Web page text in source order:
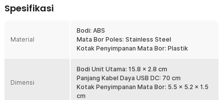
Atur Kecepatan Optimal
kecepatan sesuai kebutuhan. Dengan fitur ini, Anda memiliki kontrol
penuh sesuai jenis kuku dan teknik manikur yang dilakukan.
Tidak hanya membersihkan cat kuku, Anda juga dapat mengangkat
kulit mati dan kutikula, meratakan permukaan kuku, hingga
membuatnya mengilap. Hal ini berkat 6 mata bor (grinding head)
dan 6 sanding head yang dapat dikombinasikan dengan berbagai
Spesifikasi
Material
Bodi: ABS
Mata Bor Poles: Stainless Steel
Kotak Penyimpanan Mata Bor: Plastik
Dimensi
Bodi Unit Utama: 15.8 x 2.8 cm
Panjang Kabel Daya USB DC: 70 cm
Kotak Penyimpanan Mata Bor: 5.5 x 5.2 x 1.5
cm